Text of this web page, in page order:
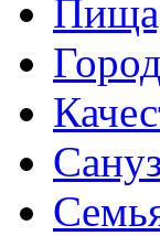
Город